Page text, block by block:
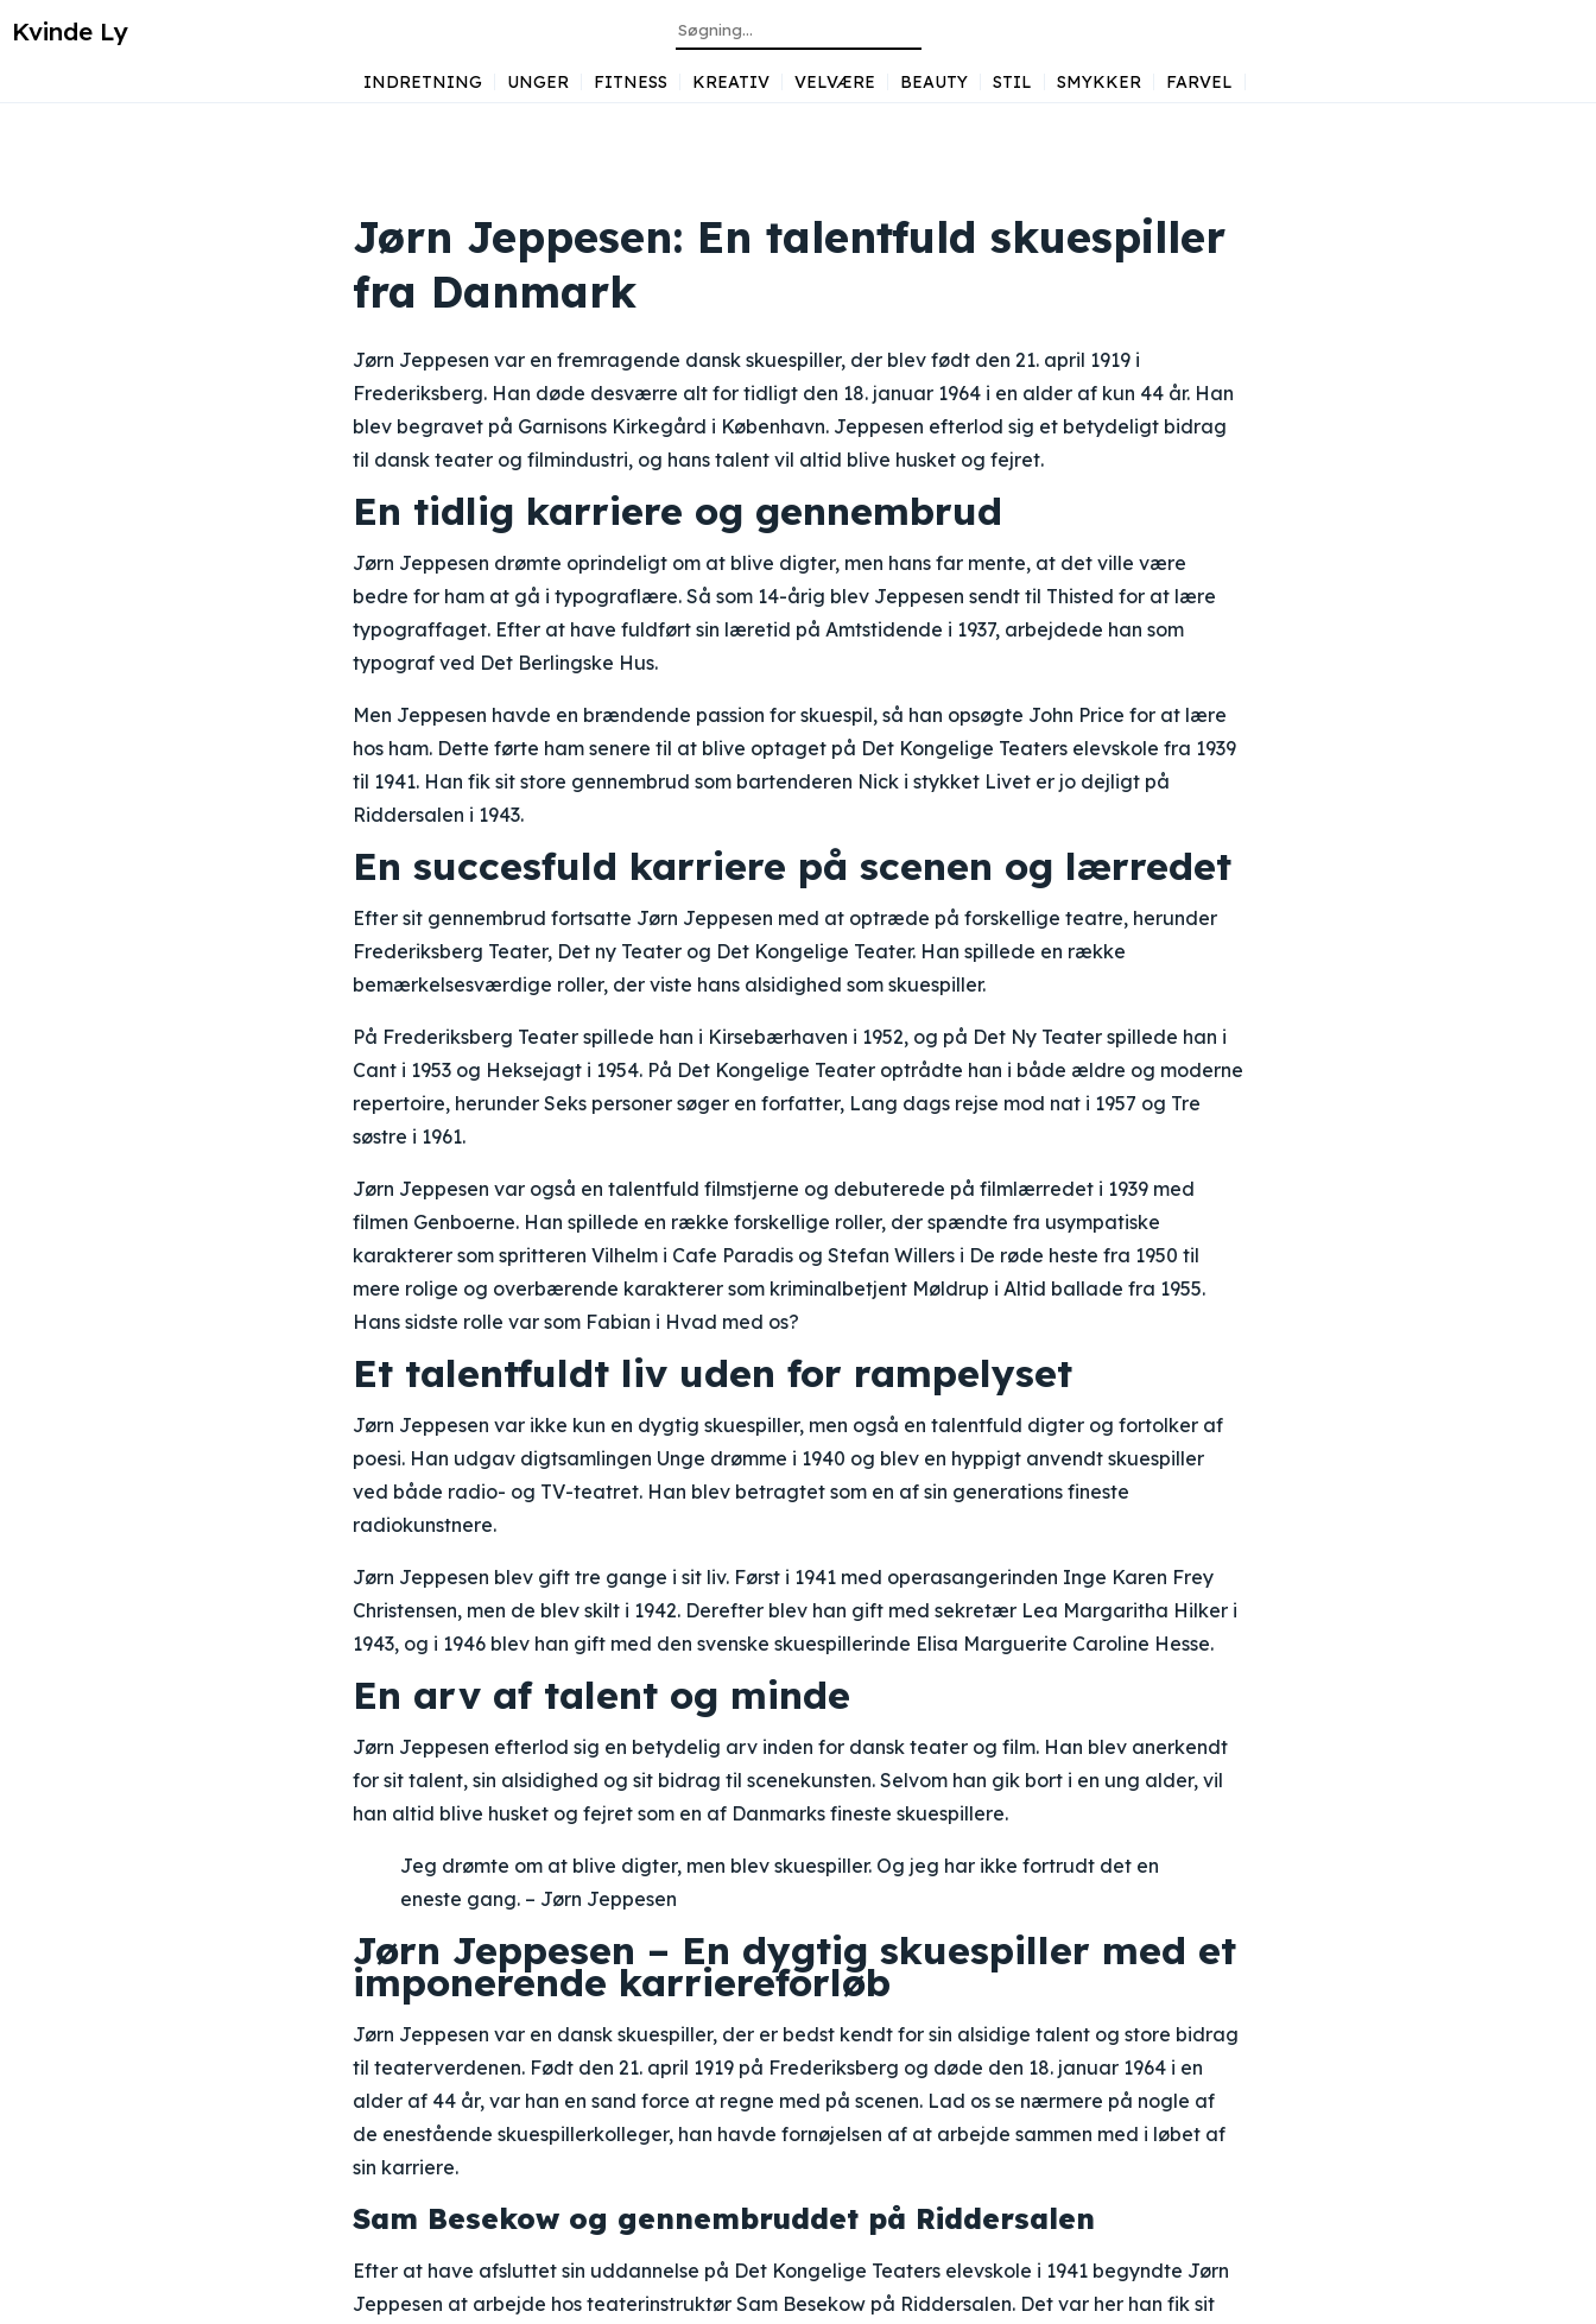
Kvinde Ly
INDRETNING UNGER FITNESS KREATIV VELVÆRE BEAUTY STIL SMYKKER FARVEL
Jørn Jeppesen: En talentfuld skuespiller
fra Danmark
Jørn Jeppesen var en fremragende dansk skuespiller, der blev født den 21. april 1919 i
Frederiksberg. Han døde desværre alt for tidligt den 18. januar 1964 i en alder af kun 44 år. Han
blev begravet på Garnisons Kirkegård i København. Jeppesen efterlod sig et betydeligt bidrag
til dansk teater og filmindustri, og hans talent vil altid blive husket og fejret.
En tidlig karriere og gennembrud
Jørn Jeppesen drømte oprindeligt om at blive digter, men hans far mente, at det ville være
bedre for ham at gå i typograflære. Så som 14-årig blev Jeppesen sendt til Thisted for at lære
typograffaget. Efter at have fuldført sin læretid på Amtstidende i 1937, arbejdede han som
typograf ved Det Berlingske Hus.
Men Jeppesen havde en brændende passion for skuespil, så han opsøgte John Price for at lære
hos ham. Dette førte ham senere til at blive optaget på Det Kongelige Teaters elevskole fra 1939
til 1941. Han fik sit store gennembrud som bartenderen Nick i stykket Livet er jo dejligt på
Riddersalen i 1943.
En succesfuld karriere på scenen og lærredet
Efter sit gennembrud fortsatte Jørn Jeppesen med at optræde på forskellige teatre, herunder
Frederiksberg Teater, Det ny Teater og Det Kongelige Teater. Han spillede en række
bemærkelsesværdige roller, der viste hans alsidighed som skuespiller.
På Frederiksberg Teater spillede han i Kirsebærhaven i 1952, og på Det Ny Teater spillede han i
Cant i 1953 og Heksejagt i 1954. På Det Kongelige Teater optrådte han i både ældre og moderne
repertoire, herunder Seks personer søger en forfatter, Lang dags rejse mod nat i 1957 og Tre
søstre i 1961.
Jørn Jeppesen var også en talentfuld filmstjerne og debuterede på filmlærredet i 1939 med
filmen Genboerne. Han spillede en række forskellige roller, der spændte fra usympatiske
karakterer som spritteren Vilhelm i Cafe Paradis og Stefan Willers i De røde heste fra 1950 til
mere rolige og overbærende karakterer som kriminalbetjent Møldrup i Altid ballade fra 1955.
Hans sidste rolle var som Fabian i Hvad med os?
Et talentfuldt liv uden for rampelyset
Jørn Jeppesen var ikke kun en dygtig skuespiller, men også en talentfuld digter og fortolker af
poesi. Han udgav digtsamlingen Unge drømme i 1940 og blev en hyppigt anvendt skuespiller
ved både radio- og TV-teatret. Han blev betragtet som en af sin generations fineste
radiokunstnere.
Jørn Jeppesen blev gift tre gange i sit liv. Først i 1941 med operasangerinden Inge Karen Frey
Christensen, men de blev skilt i 1942. Derefter blev han gift med sekretær Lea Margaritha Hilker i
1943, og i 1946 blev han gift med den svenske skuespillerinde Elisa Marguerite Caroline Hesse.
En arv af talent og minde
Jørn Jeppesen efterlod sig en betydelig arv inden for dansk teater og film. Han blev anerkendt
for sit talent, sin alsidighed og sit bidrag til scenekunsten. Selvom han gik bort i en ung alder, vil
han altid blive husket og fejret som en af Danmarks fineste skuespillere.
Jeg drømte om at blive digter, men blev skuespiller. Og jeg har ikke fortrudt det en
eneste gang. – Jørn Jeppesen
Jørn Jeppesen – En dygtig skuespiller med et
imponerende karriereforløb
Jørn Jeppesen var en dansk skuespiller, der er bedst kendt for sin alsidige talent og store bidrag
til teaterverdenen. Født den 21. april 1919 på Frederiksberg og døde den 18. januar 1964 i en
alder af 44 år, var han en sand force at regne med på scenen. Lad os se nærmere på nogle af
de enestående skuespillerkolleger, han havde fornøjelsen af at arbejde sammen med i løbet af
sin karriere.
Sam Besekow og gennembruddet på Riddersalen
Efter at have afsluttet sin uddannelse på Det Kongelige Teaters elevskole i 1941 begyndte Jørn
Jeppesen at arbejde hos teaterinstruktør Sam Besekow på Riddersalen. Det var her han fik sit